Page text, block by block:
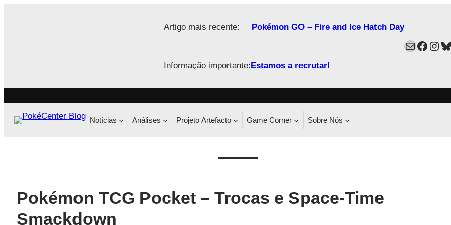
Artigo mais recente: Pokémon GO – Fire and Ice Hatch Day
Informação importante:Estamos a recrutar!
Mail
Notícias Análises Projeto Artefacto Game Corner Sobre Nós
Pokémon TCG Pocket – Trocas e Space-Time
Smackdown